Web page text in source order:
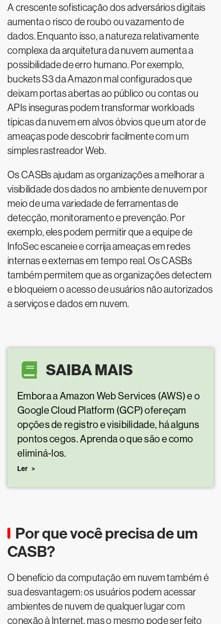
A crescente sofisticação dos adversários digitais
aumenta o risco de roubo ou vazamento de
dados. Enquanto isso, a natureza relativamente
complexa da arquitetura da nuvem aumenta a
possibilidade de erro humano. Por exemplo,
buckets S3 da Amazon mal configurados que
deixam portas abertas ao público ou contas ou
APIs inseguras podem transformar workloads
típicas da nuvem em alvos óbvios que um ator de
ameaças pode descobrir facilmente com um
simples rastreador Web.
Os CASBs ajudam as organizações a melhorar a
visibilidade dos dados no ambiente de nuvem por
meio de uma variedade de ferramentas de
detecção, monitoramento e prevenção. Por
exemplo, eles podem permitir que a equipe de
InfoSec escaneie e corrija ameaças em redes
internas e externas em tempo real. Os CASBs
também permitem que as organizações detectem
e bloqueiem o acesso de usuários não autorizados
a serviços e dados em nuvem.
SAIBA MAIS
Embora a Amazon Web Services (AWS) e o
Google Cloud Platform (GCP) ofereçam
opções de registro e visibilidade, há alguns
pontos cegos. Aprenda o que são e como
eliminá-los.
Ler
Por que você precisa de um
CASB?
O benefício da computação em nuvem também é
sua desvantagem: os usuários podem acessar
ambientes de nuvem de qualquer lugar com
conexão à Internet, mas o mesmo pode ser feito